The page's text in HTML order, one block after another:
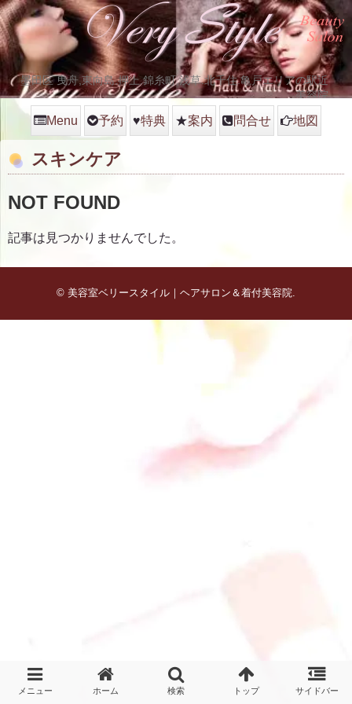
墨田区 曳舟,東向島.押上.錦糸町,浅草.北千住.亀戸エリアの駅近
美容院
Menu 予約 ♥特典 ★案内 問合せ 地図
スキンケア
NOT FOUND
記事は見つかりませんでした。
© 美容室ベリースタイル｜ヘアサロン＆着付美容院